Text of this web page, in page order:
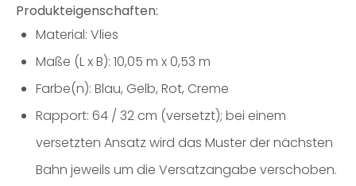
Produkteigenschaften:
Material: Vlies
Maße (L x B): 10,05 m x 0,53 m
Farbe(n): Blau, Gelb, Rot, Creme
Rapport: 64 / 32 cm (versetzt); bei einem
versetzten Ansatz wird das Muster der nächsten
Bahn jeweils um die Versatzangabe verschoben.